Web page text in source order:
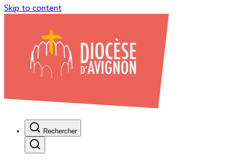
Skip to content
Rechercher